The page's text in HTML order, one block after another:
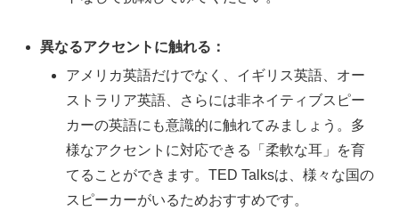
異なるアクセントに触れる：
アメリカ英語だけでなく、イギリス英語、オー
ストラリア英語、さらには非ネイティブスピー
カーの英語にも意識的に触れてみましょう。多
様なアクセントに対応できる「柔軟な耳」を育
てることができます。TED Talksは、様々な国の
スピーカーがいるためおすすめです。